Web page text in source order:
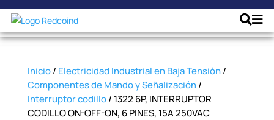
Inicio/ Electricidad Industrial en Baja Tensión/
Componentes de Mando y Señalización/
Interruptor codillo/ 1322 6P, INTERRUPTOR
CODILLO ON-OFF-ON, 6 PINES, 15A 250VAC